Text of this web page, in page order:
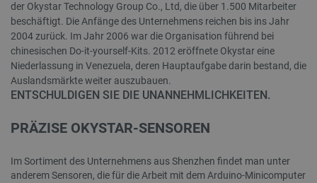
der Okystar Technology Group Co., Ltd, die über 1.500 Mitarbeiter
beschäftigt. Die Anfänge des Unternehmens reichen bis ins Jahr
2004 zurück. Im Jahr 2006 war die Organisation führend bei
chinesischen Do-it-yourself-Kits. 2012 eröffnete Okystar eine
Niederlassung in Venezuela, deren Hauptaufgabe darin bestand, die
Auslandsmärkte weiter auszubauen.
ENTSCHULDIGEN SIE DIE UNANNEHMLICHKEITEN.
PRÄZISE OKYSTAR-SENSOREN
Im Sortiment des Unternehmens aus Shenzhen findet man unter
anderem Sensoren, die für die Arbeit mit dem Arduino-Minicomputer